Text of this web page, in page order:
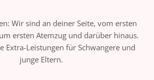
Wir sind an deiner Seite, vom ersten
ersten Atemzug und darüber hinaus.
Extra-Leistungen für Schwangere und
junge Eltern.